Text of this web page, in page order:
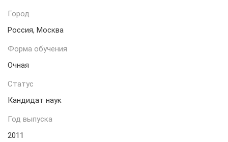
Город
Россия, Москва
Форма обучения
Очная
Статус
Кандидат наук
Год выпуска
2011